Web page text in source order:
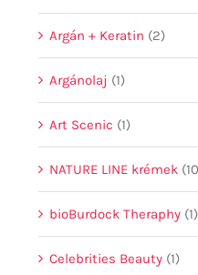
Argán + Keratin (2)
Argánolaj (1)
Art Scenic (1)
NATURE LINE krémek
bioBurdock Theraphy (1)
Celebrities Beauty (1)